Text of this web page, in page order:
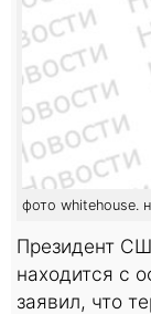
фото whitehouse.
Президент
находится с
заявил, что